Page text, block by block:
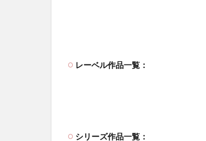
レーベル作品一覧：
シリーズ作品一覧：